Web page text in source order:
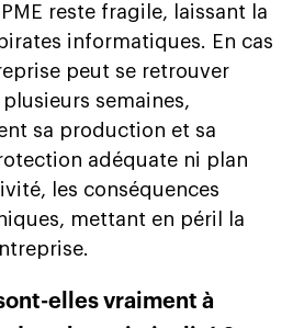
reste fragile, laissant la
informatiques. En cas
peut se retrouver
semaines,
sa production et sa
adéquate ni plan
les conséquences
mettant en péril la
elles vraiment à